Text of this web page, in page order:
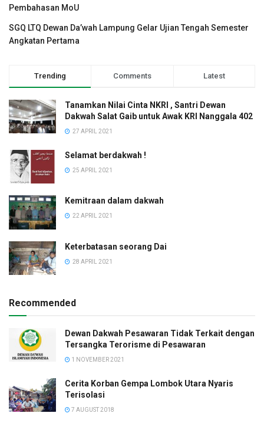
Pembahasan MoU
SGQ LTQ Dewan Da’wah Lampung Gelar Ujian Tengah Semester
Angkatan Pertama
Trending Comments Latest
Tanamkan Nilai Cinta NKRI , Santri Dewan
Dakwah Salat Gaib untuk Awak KRI Nanggala 402
27 APRIL 2021
Selamat berdakwah !
25 APRIL 2021
Kemitraan dalam dakwah
22 APRIL 2021
Keterbatasan seorang Dai
28 APRIL 2021
Recommended
Dewan Dakwah Pesawaran Tidak Terkait dengan
Tersangka Terorisme di Pesawaran
1 NOVEMBER 2021
Cerita Korban Gempa Lombok Utara Nyaris
Terisolasi
7 AUGUST 2018